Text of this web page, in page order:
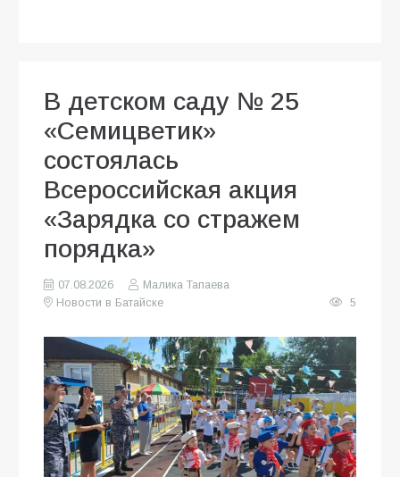
В детском саду № 25
«Семицветик»
состоялась
Всероссийская акция
«Зарядка со стражем
порядка»
07.08.2026
Малика Тапаева
Новости в Батайске
5